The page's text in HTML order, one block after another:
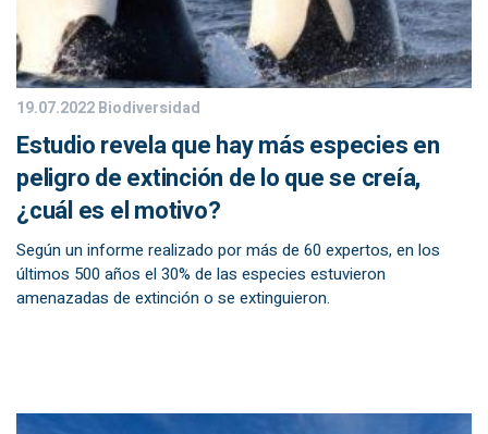
19.07.2022Biodiversidad
Estudio revela que hay más especies en
peligro de extinción de lo que se creía,
¿cuál es el motivo?
Según un informe realizado por más de 60 expertos, en los
últimos 500 años el 30% de las especies estuvieron
amenazadas de extinción o se extinguieron.